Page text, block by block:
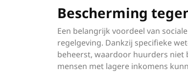
Bescherming
Een belangrijk voordeel van
regelgeving. Dankzij specifieke
beheerst, waardoor huurders
mensen met lagere inkomens